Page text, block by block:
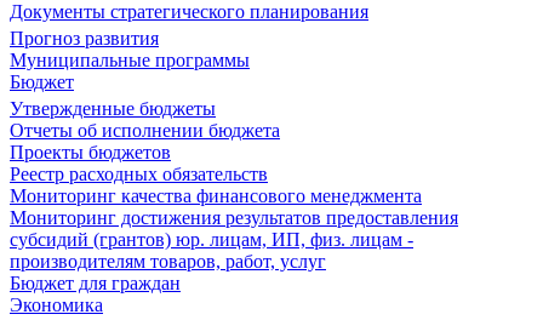
Документы стратегического планирования
Прогноз развития
Муниципальные программы
Бюджет
Утвержденные бюджеты
Отчеты об исполнении бюджета
Проекты бюджетов
Реестр расходных обязательств
Мониторинг качества финансового менеджмента
Мониторинг достижения результатов предоставления
субсидий (грантов) юр. лицам, ИП, физ. лицам -
производителям товаров, работ, услуг
Бюджет для граждан
Экономика